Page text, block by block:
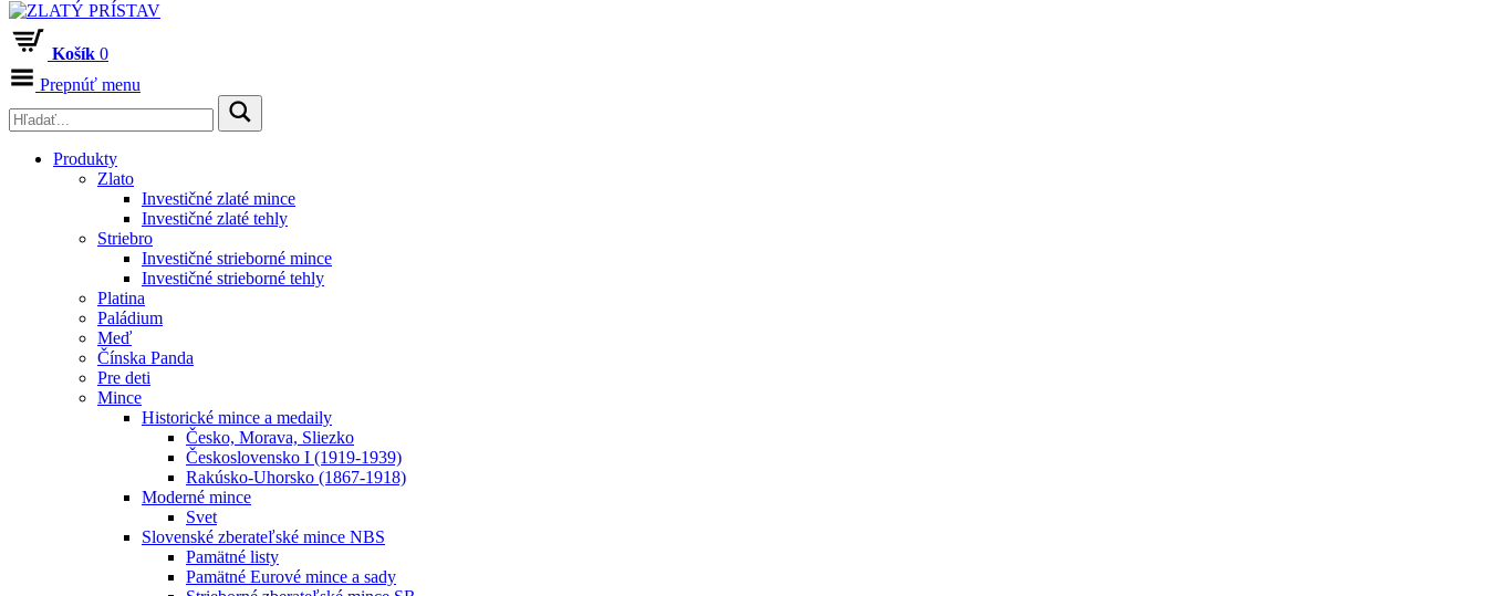
Košík 0
Prepnúť menu
Produkty
Zlato
Investičné zlaté mince
Investičné zlaté tehly
Striebro
Investičné strieborné mince
Investičné strieborné tehly
Platina
Paládium
Meď
Čínska Panda
Pre deti
Mince
Historické mince a medaily
Česko, Morava, Sliezko
Československo I (1919-1939)
Rakúsko-Uhorsko (1867-1918)
Moderné mince
Svet
Slovenské zberateľské mince NBS
Pamätné listy
Pamätné Eurové mince a sady